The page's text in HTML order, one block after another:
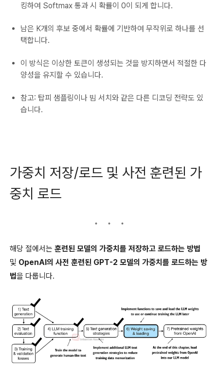
킹하여 Softmax 통과 시 확률이 0이 되게 합니다.
남은 K개의 후보 중에서 확률에 기반하여 무작위로 하나를 선
택합니다.
이 방식은 이상한 토큰이 생성되는 것을 방지하면서 적절한 다
양성을 유지할 수 있습니다.
참고: 탑피 샘플링이나 빔 서치와 같은 다른 디코딩 전략도 있
습니다.
가중치 저장/로드 및 사전 훈련된 가
중치 로드
해당 절에서는 훈련된 모델의 가중치를 저장하고 로드하는 방법
및 OpenAI의 사전 훈련된 GPT-2 모델의 가중치를 로드하는 방
법을 다룹니다.